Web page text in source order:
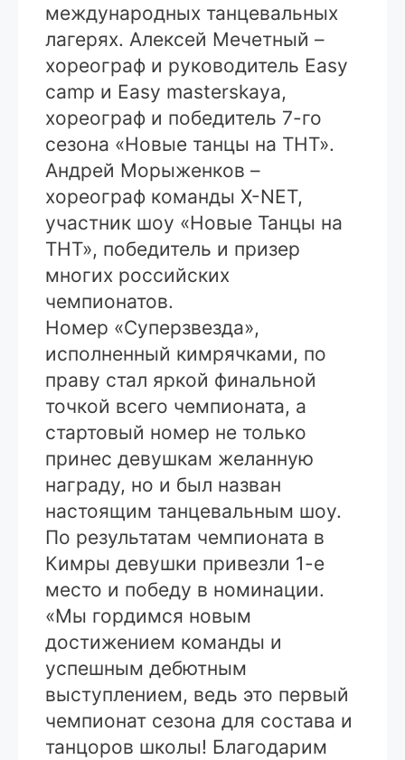
международных танцевальных
лагерях. Алексей Мечетный –
хореограф и руководитель Easy
camp и Easy masterskaya,
хореограф и победитель 7-го
сезона «Новые танцы на ТНТ».
Андрей Морыженков –
хореограф команды X-NET,
участник шоу «Новые Танцы на
ТНТ», победитель и призер
многих российских
чемпионатов.
Номер «Суперзвезда»,
исполненный кимрячками, по
праву стал яркой финальной
точкой всего чемпионата, а
стартовый номер не только
принес девушкам желанную
награду, но и был назван
настоящим танцевальным шоу.
По результатам чемпионата в
Кимры девушки привезли 1-е
место и победу в номинации.
«Мы гордимся новым
достижением команды и
успешным дебютным
выступлением, ведь это первый
чемпионат сезона для состава и
танцоров школы! Благодарим